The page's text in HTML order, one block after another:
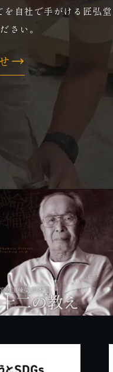
自社で手がける匠弘
さい。